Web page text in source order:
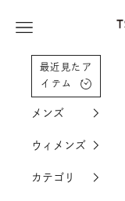
メニューを開く
最近見たア
イテム
メンズ
ウィメンズ
カテゴリ